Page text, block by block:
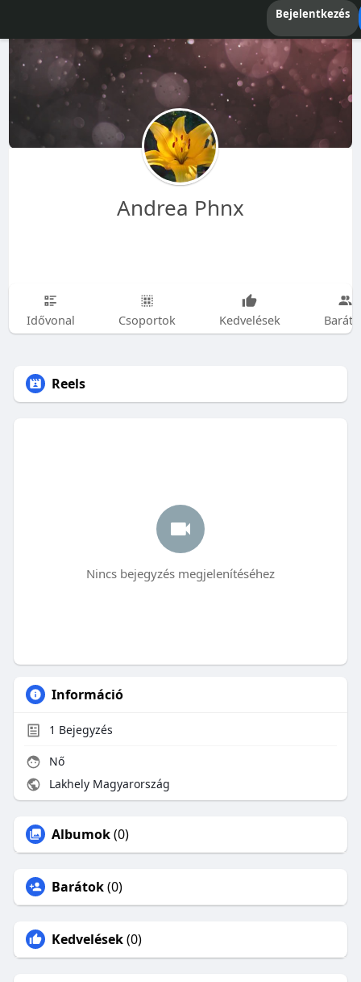
Bejelentkezés
Andrea Phnx
Idővonal Csoportok Kedvelések
Reels
Nincs bejegyzés megjelenítéséhez
Információ
1 Bejegyzés
Nő
Lakhely Magyarország
Albumok(0)
Barátok(0)
Kedvelések(0)